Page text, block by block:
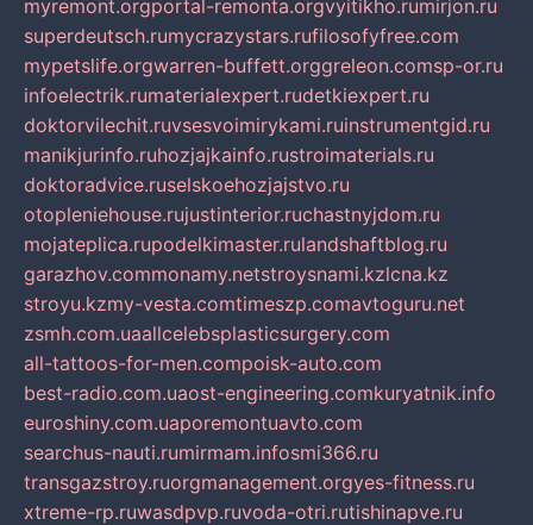
myremont.orgportal-remonta.orgvyitikho.rumirjon.ru
superdeutsch.rumycrazystars.rufilosofyfree.com
mypetslife.orgwarren-buffett.orggreleon.comsp-or.ru
infoelectrik.rumaterialexpert.rudetkiexpert.ru
doktorvilechit.ruvsesvoimirykami.ruinstrumentgid.ru
manikjurinfo.ruhozjajkainfo.rustroimaterials.ru
doktoradvice.ruselskoehozjajstvo.ru
otopleniehouse.rujustinterior.ruchastnyjdom.ru
mojateplica.rupodelkimaster.rulandshaftblog.ru
garazhov.commonamy.netstroysnami.kzlcna.kz
stroyu.kzmy-vesta.comtimeszp.comavtoguru.net
zsmh.com.uaallcelebsplasticsurgery.com
all-tattoos-for-men.compoisk-auto.com
best-radio.com.uaost-engineering.comkuryatnik.info
euroshiny.com.uaporemontuavto.com
searchus-nauti.rumirmam.infosmi366.ru
transgazstroy.ruorgmanagement.orgyes-fitness.ru
xtreme-rp.ruwasdpvp.ruvoda-otri.rutishinapve.ru